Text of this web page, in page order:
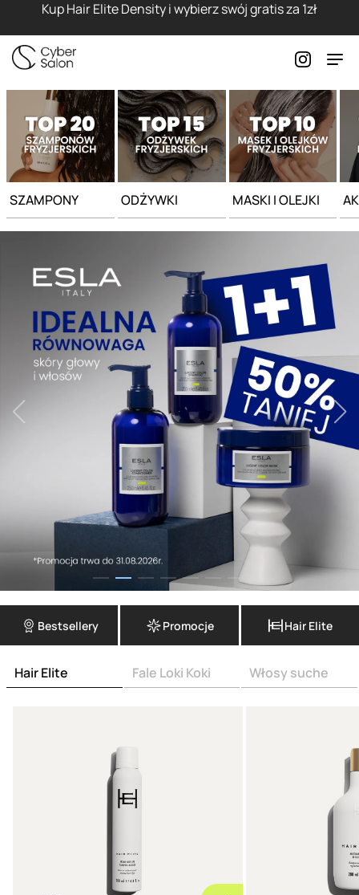
Kup Hair Elite Density i wybierz swój gratis za 1zł
SZAMPONY ODŻYWKI MASKI I OLEJKI
Bestsellery Promocje Hair Elite
Hair Elite Fale Loki Koki Włosy suche
Strona główna - Cyber Salon